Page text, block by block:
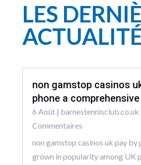
LES
non gamstop casinos
phone a
6 Août| barnestennisclub.co.uk
Commentaires
non gamstop casinos uk pay by
grown in popularity among UK